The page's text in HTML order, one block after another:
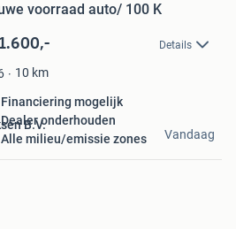
voorraad auto/ 100 K
Details
10 km
Financiering mogelijk
Dealer onderhouden
Alle milieu/emissie zones
B.V.
Vandaag